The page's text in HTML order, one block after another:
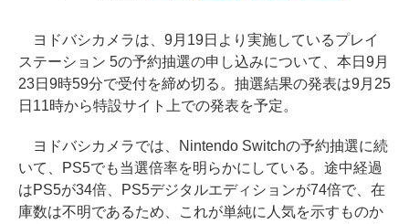
ヨドバシカメラは、9月19日より実施しているプレイ
ステーション 5の予約抽選の申し込みについて、本日9月
23日9時59分で受付を締め切る。抽選結果の発表は9月25
日11時から特設サイト上での発表を予定。
ヨドバシカメラでは、Nintendo Switchの予約抽選に続
いて、PS5でも当選倍率を明らかにしている。途中経過
はPS5が34倍、PS5デジタルエディションが74倍で、在
庫数は不明であるため、これが単純に人気を示すものか